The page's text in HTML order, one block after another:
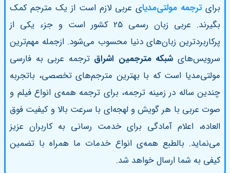
برای ترجمه مولتی‌مدیای عربی لازم است از یک مترجم کمک
بگیرند. عربی زبان رسمی 25 کشور است و جزء یکی از
پرکاربردترین زبان‌های دنیا محسوب می‌شود. ازجمله مهم‌ترین
سرویس‌های شبکه مترجمین اشراقترجمه عربی به فارسی
مولتی‌مدیا است که با بهترین مترجم‌های تخصصی، باتجربه
چندین ساله در زمینه ترجمه، برای ترجمه همه‌ی انواع فیلم و
صوت عربی با هر گویش و لهجه‌ای با سرعت‌ بالا و کیفیت فوق‌
العاده، اعلام آمادگی برای خدمت رسانی به کاربران عزیز
می‌نماید. بالطبع همه‌ی انواع خدمات ما همراه با تضمین
کیفی به شما ارسال خواهد شد.